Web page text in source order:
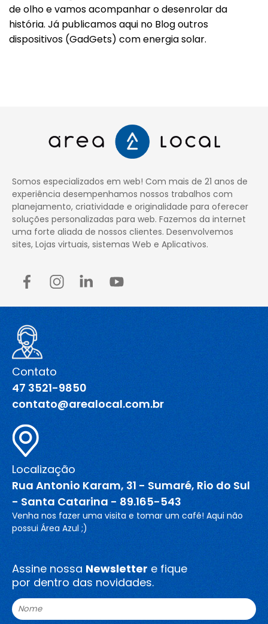
de olho e vamos acompanhar o desenrolar da
história. Já publicamos aqui no Blog outros
dispositivos (GadGets) com energia solar.
Somos especializados em web! Com mais de 21 anos de
experiência desempenhamos nossos trabalhos com
planejamento, criatividade e originalidade para oferecer
soluções personalizadas para web. Fazemos da internet
uma forte aliada de nossos clientes. Desenvolvemos
sites, Lojas virtuais, sistemas Web e Aplicativos.
Contato
47 3521-9850
contato@arealocal.com.br
Localização
Rua Antonio Karam, 31 - Sumaré, Rio do Sul
- Santa Catarina - 89.165-543
Venha nos fazer uma visita e tomar um café! Aqui não
possui Área Azul ;)
Assine nossa Newsletter e fique
por dentro das novidades.